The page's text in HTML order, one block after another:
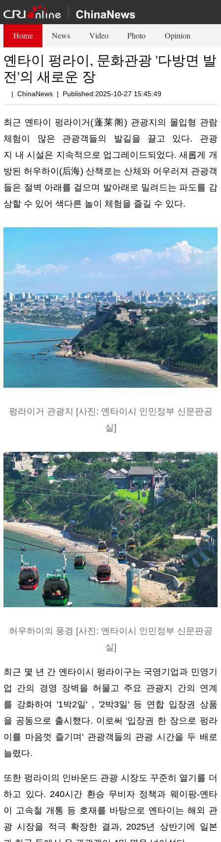
Home News Video Photo Opinion
옌타이 펑라이, 문화관광 '다방면 발
전'의 새로운 장
| ChinaNews | Published:2025-10-27 15:45:49
최근 옌타이 펑라이거(蓬莱阁) 관광지의 몰입형 관람
체험이 많은 관광객들의 발길을 끌고 있다. 관광
지 내 시설은 지속적으로 업그레이드되었다. 새롭게 개
방된 허우하이(后海) 산책로는 산체와 어우러져 관광객
들은 절벽 아래를 걸으며 발아래로 밀려드는 파도를 감
상할 수 있어 색다른 놀이 체험을 즐길 수 있다.
펑라이거 관광지 [사진: 옌타이시 인민정부 신문판공
실]
허우하이의 풍경 [사진: 옌타이시 인민정부 신문판공
실]
최근 몇 년 간 옌타이시 펑라이구는 국영기업과 민영기
업 간의 경영 장벽을 허물고 주요 관광지 간의 연계
를 강화하여 '1박2일' , '2박3일' 등 연합 입장권 상품
을 공동으로 출시했다. 이로써 '입장권 한 장으로 펑라
이를 마음껏 즐기며' 관광객들의 관광 시간을 두 배로
늘렸다.
또한 펑라이의 인바운드 관광 시장도 꾸준히 열기를 더
하고 있다. 240시간 환승 무비자 정책과 웨이팡-옌타
이 고속철 개통 등 호재를 바탕으로 옌타이는 해외 관
광 시장을 적극 확장한 결과, 2025년 상반기에 일본